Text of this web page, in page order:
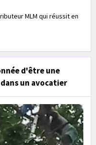
MLM qui réussit en
d'être une
un avocatier